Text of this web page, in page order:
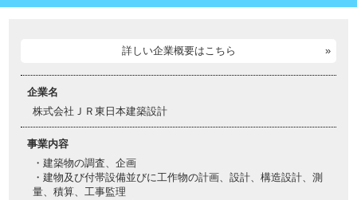
詳しい企業概要はこちら
企業名
株式会社ＪＲ東日本建築設計
事業内容
・建築物の調査、企画
・建物及び付帯設備並びに工作物の計画、設計、構造設計、測
量、積算、工事監理